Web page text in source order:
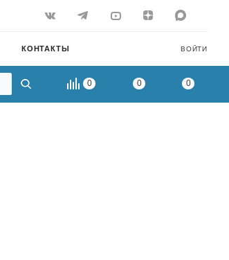
ВОЙТИ
КОНТАКТЫ
0 0 0